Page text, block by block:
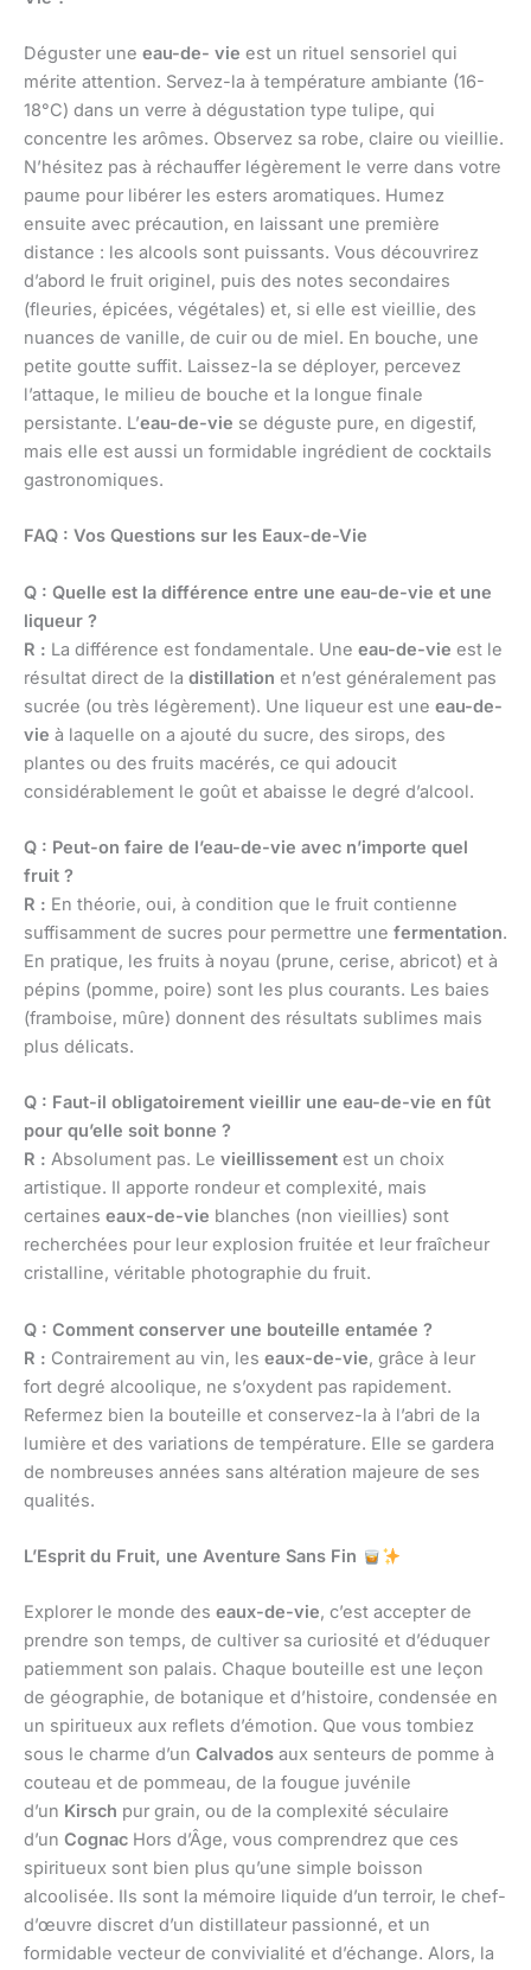
Déguster une eau-de- vie est un rituel sensoriel qui
mérite attention. Servez-la à température ambiante (16-
18°C) dans un verre à dégustation type tulipe, qui
concentre les arômes. Observez sa robe, claire ou vieillie.
N’hésitez pas à réchauffer légèrement le verre dans votre
paume pour libérer les esters aromatiques. Humez
ensuite avec précaution, en laissant une première
distance : les alcools sont puissants. Vous découvrirez
d’abord le fruit originel, puis des notes secondaires
(fleuries, épicées, végétales) et, si elle est vieillie, des
nuances de vanille, de cuir ou de miel. En bouche, une
petite goutte suffit. Laissez-la se déployer, percevez
l’attaque, le milieu de bouche et la longue finale
persistante. L’eau-de-vie se déguste pure, en digestif,
mais elle est aussi un formidable ingrédient de cocktails
gastronomiques.
FAQ : Vos Questions sur les Eaux-de-Vie
Q : Quelle est la différence entre une eau-de-vie et une
liqueur ?
R : La différence est fondamentale. Une eau-de-vie est le
résultat direct de la distillation et n’est généralement pas
sucrée (ou très légèrement). Une liqueur est une eau-de-
vie à laquelle on a ajouté du sucre, des sirops, des
plantes ou des fruits macérés, ce qui adoucit
considérablement le goût et abaisse le degré d’alcool.
Q : Peut-on faire de l’eau-de-vie avec n’importe quel
fruit ?
R : En théorie, oui, à condition que le fruit contienne
suffisamment de sucres pour permettre une fermentation.
En pratique, les fruits à noyau (prune, cerise, abricot) et à
pépins (pomme, poire) sont les plus courants. Les baies
(framboise, mûre) donnent des résultats sublimes mais
plus délicats.
Q : Faut-il obligatoirement vieillir une eau-de-vie en fût
pour qu’elle soit bonne ?
R : Absolument pas. Le vieillissement est un choix
artistique. Il apporte rondeur et complexité, mais
certaines eaux-de-vie blanches (non vieillies) sont
recherchées pour leur explosion fruitée et leur fraîcheur
cristalline, véritable photographie du fruit.
Q : Comment conserver une bouteille entamée ?
R : Contrairement au vin, les eaux-de-vie, grâce à leur
fort degré alcoolique, ne s’oxydent pas rapidement.
Refermez bien la bouteille et conservez-la à l’abri de la
lumière et des variations de température. Elle se gardera
de nombreuses années sans altération majeure de ses
qualités.
L’Esprit du Fruit, une Aventure Sans Fin
Explorer le monde des eaux-de-vie, c’est accepter de
prendre son temps, de cultiver sa curiosité et d’éduquer
patiemment son palais. Chaque bouteille est une leçon
de géographie, de botanique et d’histoire, condensée en
un spiritueux aux reflets d’émotion. Que vous tombiez
sous le charme d’un Calvados aux senteurs de pomme à
couteau et de pommeau, de la fougue juvénile
d’un Kirsch pur grain, ou de la complexité séculaire
d’un Cognac Hors d’Âge, vous comprendrez que ces
spiritueux sont bien plus qu’une simple boisson
alcoolisée. Ils sont la mémoire liquide d’un terroir, le chef-
d’œuvre discret d’un distillateur passionné, et un
formidable vecteur de convivialité et d’échange. Alors, la